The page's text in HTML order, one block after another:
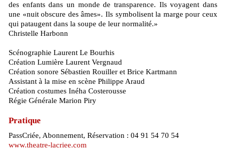
des enfants dans un monde de transparence. Ils voyagent dans
une «nuit obscure des âmes». Ils symbolisent la marge pour ceux
qui pataugent dans la soupe de leur normalité.»
Christelle Harbonn
Scénographie Laurent Le Bourhis
Création Lumière Laurent Vergnaud
Création sonore Sébastien Rouiller et Brice Kartmann
Assistant à la mise en scène Philippe Araud
Création costumes Inéha Costerousse
Régie Générale Marion Piry
Pratique
PassCriée, Abonnement, Réservation : 04 91 54 70 54
www.theatre-lacriee.com